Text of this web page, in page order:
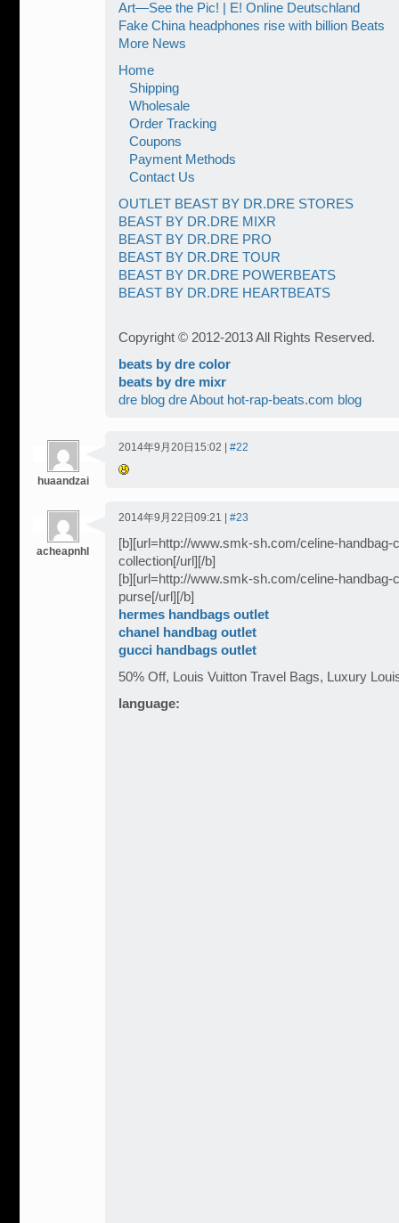
Art—See the Pic! | E! Online Deutschland
Fake China headphones rise with billion Beats
More News
Home
Shipping
Wholesale
Order Tracking
Coupons
Payment Methods
Contact Us
OUTLET BEAST BY DR.DRE STORES
BEAST BY DR.DRE MIXR
BEAST BY DR.DRE PRO
BEAST BY DR.DRE TOUR
BEAST BY DR.DRE POWERBEATS
BEAST BY DR.DRE HEARTBEATS
Copyright © 2012-2013 All Rights Reserved.
beats by dre color
beats by dre mixr
dre blog dreAbout hot-rap-beats.com blog
huaandzai
2014年9月20日15:02 | #22
acheapnhl
2014年9月22日09:21 | #23
[b][url=http://www.smk-sh.com/celine-handbag-
collection[/url][/b]
[b][url=http://www.smk-sh.com/celine-handbag-
purse[/url][/b]
hermes handbags outlet
chanel handbag outlet
gucci handbags outlet
50% Off, Louis Vuitton Travel Bags, Luxury
language: